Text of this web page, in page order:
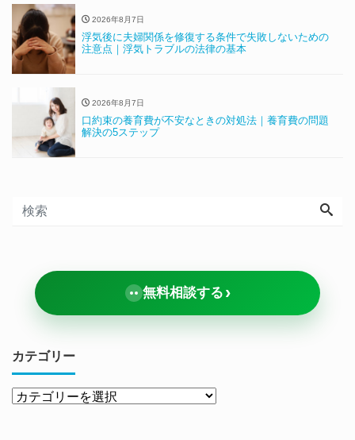
2026年8月7日
浮気後に夫婦関係を修復する条件で失敗しないための
注意点｜浮気トラブルの法律の基本
2026年8月7日
口約束の養育費が不安なときの対処法｜養育費の問題
解決の5ステップ
無料相談する ›
カテゴリー